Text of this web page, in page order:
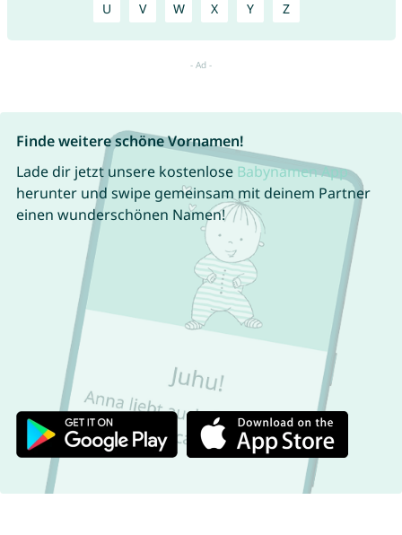
U V W X Y Z
Finde weitere schöne Vornamen!
Lade dir jetzt unsere kostenlose Babynamen App
herunter und swipe gemeinsam mit deinem Partner
einen wunderschönen Namen!